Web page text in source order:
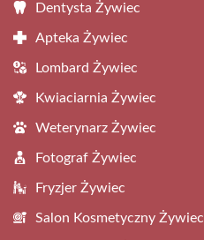
Dentysta Żywiec
Apteka Żywiec
Lombard Żywiec
Kwiaciarnia Żywiec
Weterynarz Żywiec
Fotograf Żywiec
Fryzjer Żywiec
Salon Kosmetyczny Żywiec